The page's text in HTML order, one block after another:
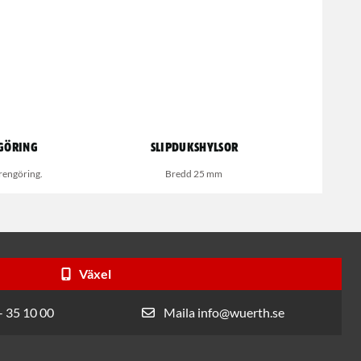
Slipdukshylsor
Bredd 25 mm
Växel
35 10 00 Maila info@wuerth.se